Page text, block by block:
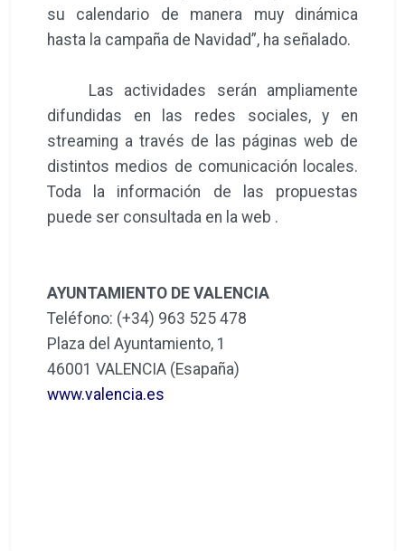
su calendario de manera muy dinámica
hasta la campaña de Navidad”, ha señalado.
Las actividades serán ampliamente
difundidas en las redes sociales, y en
streaming a través de las páginas web de
distintos medios de comunicación locales.
Toda la información de las propuestas
puede ser consultada en la web .
AYUNTAMIENTO DE VALENCIA
Teléfono: (+34) 963 525 478
Plaza del Ayuntamiento, 1
46001 VALENCIA (Esapaña)
www.valencia.es